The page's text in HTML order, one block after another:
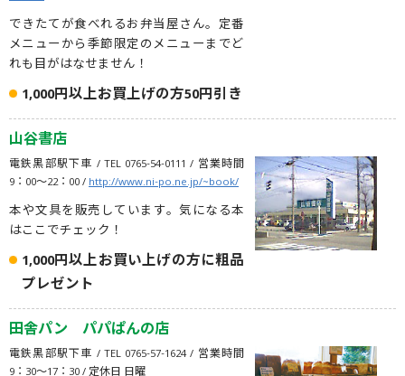
できたてが食べれるお弁当屋さん。定番
メニューから季節限定のメニューまでど
れも目がはなせません！
1,000円以上お買上げの方50円引き
山谷書店
電鉄黒部駅下車 / TEL 0765-54-0111 / 営業時間
9：00～22：00 /http://www.ni-po.ne.jp/~book/
本や文具を販売しています。気になる本
はここでチェック！
1,000円以上お買い上げの方に粗品
プレゼント
田舎パン パパぱんの店
電鉄黒部駅下車 / TEL 0765-57-1624 / 営業時間